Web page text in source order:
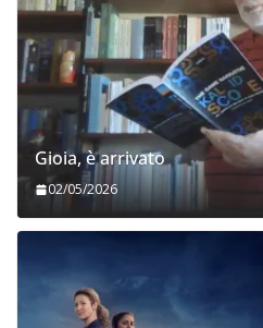
Gioia, è arrivato
02/05/2026